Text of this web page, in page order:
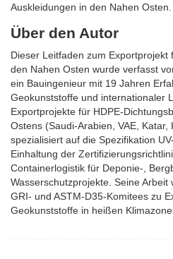
Auskleidungen in den Nahen Osten.
Über den Autor
Dieser Leitfaden zum Exportprojekt
den Nahen Osten wurde verfasst
ein Bauingenieur mit 19 Jahren
Geokunststoffe und internationaler
Exportprojekte für HDPE-
Ostens (Saudi-Arabien, VAE,
spezialisiert auf die Spezifikation
Einhaltung der
Containerlogistik für Deponie-,
Wasserschutzprojekte. Seine
GRI- und ASTM-D35-Komitees zu
Geokunststoffe in heißen